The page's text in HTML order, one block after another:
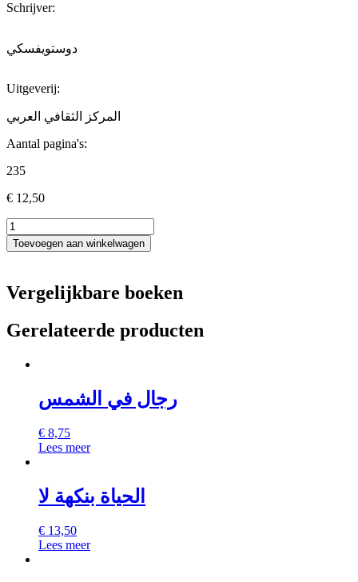
Schrijver:
دوستويفسكي
Uitgeverij:
المركز الثقافي العربي
Aantal pagina's:
235
€ 12,50
رسائل
من
تحت
/
دوستويفسكي
Toevoegen aan winkelwagen
Vergelijkbare boeken
Gerelateerde producten
رجال في الشمس
€ 8,75
Lees meer
الحياة بنكهة لا
€ 13,50
Lees meer